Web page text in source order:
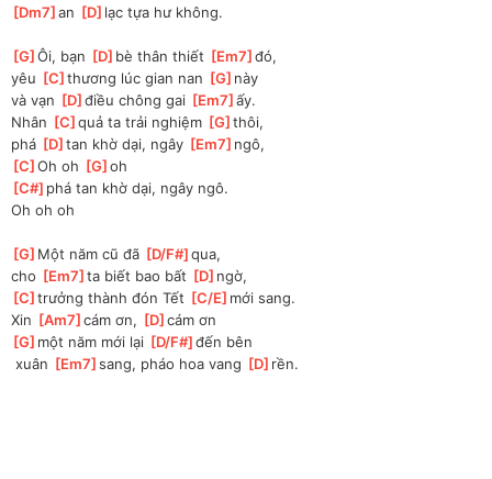
[Dm7 ]
an [D ]lạc tựa hư không.
[G ]
Ôi, bạn [D ]bè thân thiết [Em7 ]
đó,
yêu [C ]thương lúc gian nan [G ]này
và vạn [D ]
điều chông gai [Em7 ]
ấy.
Nhân [C ]
quả ta trải nghiệm [G ]thôi,
phá [D ]tan khờ dại, ngây [Em7 ]ngô,
[C ]
Oh oh [G ]
oh
[C# ]phá tan khờ dại, ngây ngô.
Oh oh oh
[G ]Một năm cũ đã [D/F# ]
qua,
cho [Em7 ]ta biết bao bất [D ]ngờ,
[C ]trưởng thành đón Tết [C/E ]mới sang.
Xin [Am7 ]
cám ơn, [D ]
cám ơn
[G ]một năm mới lại [D/F# ]
đến bên
xuân [Em7 ]
sang, pháo hoa vang [D ]rền.